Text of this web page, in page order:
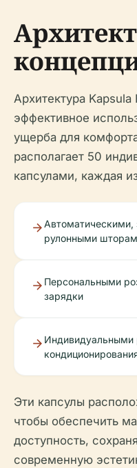
Архитектура
эффективное
ущерба для
располагает 50
капсулами, каждая
рулонными
Персональными
зарядки
Индивидуальными
Эти капсулы
чтобы обеспечить
доступность,
современную